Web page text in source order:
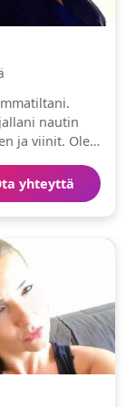
nautin
ja viinit. Olen
ystävä. Toivon
yhteyttä